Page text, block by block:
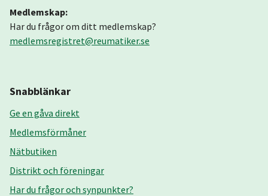
Medlemskap:
Har du frågor om ditt medlemskap?
medlemsregistret@reumatiker.se
Snabblänkar
Ge en gåva direkt
Medlemsförmåner
Nätbutiken
Distrikt och föreningar
Har du frågor och synpunkter?